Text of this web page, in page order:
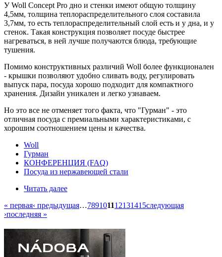
У Woll Concept Pro дно и стенки имеют общую толщину
4,5мм, толщина теплораспределительного слоя составила
3,7мм, то есть теплораспределительный слой есть и у дна, и у
стенок. Такая конструкция позволяет посуде быстрее
нагреваться, в ней лучше получаются блюда, требующие
тушения.
Помимо конструктивных различий Woll более функционален
- крышки позволяют удобно сливать воду, регулировать
выпуск пара, посуда хорошо подходит для компактного
хранения. Дизайн уникален и легко узнаваем.
Но это все не отменяет того факта, что "Гурман" - это
отличная посуда с премиальными характеристиками, с
хорошим соотношением цены и качества.
Woll
Гурман
КОНФЕРЕНЦИЯ (FAQ)
Посуда из нержавеющей стали
Читать далее
« первая‹ предыдущая…789101112131415следующая
›последняя »